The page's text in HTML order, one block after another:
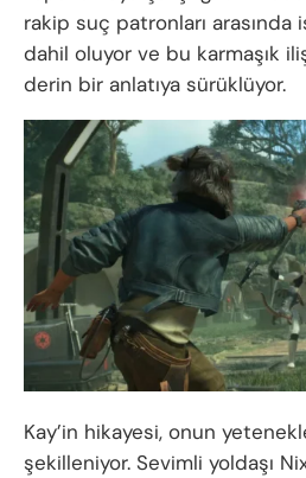
rakip suç patronları
dahil oluyor ve bu karmaşık
derin bir anlatıya sürüklüyor.
Kay’in hikayesi, onun
şekilleniyor. Sevimli yoldaşı